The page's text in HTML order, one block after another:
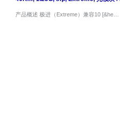
产品概述 极进（Extreme）兼容10 [&he…